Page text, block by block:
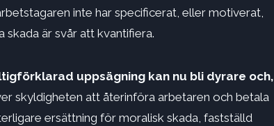
inte har specificerat, eller motiverat,
är svår att kvantifiera.
uppsägning kan nu bli dyrare och,
skyldigheten att återinföra arbetaren och betala
ersättning för moralisk skada, fastställd